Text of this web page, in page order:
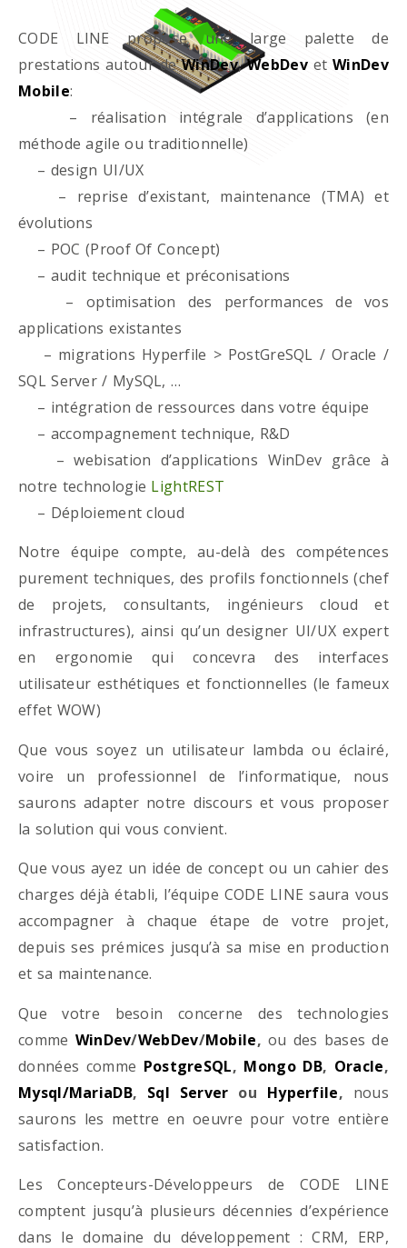
CODE LINE propose une large palette de
prestations autour deWinDev,WebDevet WinDev
Mobile:
– réalisation intégrale d’applications (en
méthode agile ou traditionnelle)
– design UI/UX
– reprise d’existant, maintenance (TMA) et
évolutions
– POC (Proof Of Concept)
– audit technique et préconisations
– optimisation des performances de vos
applications existantes
– migrations Hyperfile > PostGreSQL / Oracle /
SQL Server / MySQL, …
– intégration de ressources dans votre équipe
– accompagnement technique, R&D
– webisation d’applications WinDev grâce à
notre technologie LightREST
– Déploiement cloud
Notre équipe compte, au-delà des compétences
purement techniques, des profils fonctionnels (chef
de projets, consultants, ingénieurs cloud et
infrastructures), ainsi qu’un designer UI/UX expert
en ergonomie qui concevra des interfaces
utilisateur esthétiques et fonctionnelles (le fameux
effet WOW)
Que vous soyez un utilisateur lambda ou éclairé,
voire un professionnel de l’informatique, nous
saurons adapter notre discours et vous proposer
la solution qui vous convient.
Que vous ayez un idée de concept ou un cahier des
charges déjà établi, l’équipe CODE LINE saura vous
accompagner à chaque étape de votre projet,
depuis ses prémices jusqu’à sa mise en production
et sa maintenance.
Que votre besoin concerne des technologies
comme WinDev/WebDev/Mobile, ou des bases de
données comme PostgreSQL, Mongo DB, Oracle,
Mysql/MariaDB, Sql Server ou Hyperfile, nous
saurons les mettre en oeuvre pour votre entière
satisfaction.
Les Concepteurs-Développeurs de CODE LINE
comptent jusqu’à plusieurs décennies d’expérience
dans le domaine du développement : CRM, ERP,